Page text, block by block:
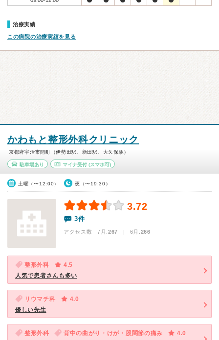
治療実績
この病院の治療実績を見る
かわもと整形外科クリニック
京都府宇治市開町（伊勢田駅、新田駅、大久保駅）
駐車場あり マイナ受付(スマホ可)
土曜（〜12:00） 夜（〜19:30）
3.72
3件
アクセス数 7月:267 | 6月:266
整形外科
4.5
人気で患者さんも多い
リウマチ科
4.0
優しい先生
整形外科 背中の曲がり・けが・股関節の痛み
4.0